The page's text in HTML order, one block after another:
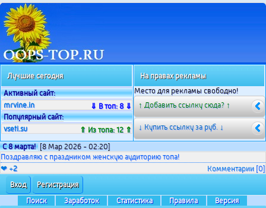
Лучшие сегодня
Активный сайт:
mrvine.in
⇓ В топ: 8 ⇓
Популярный сайт:
vseti.su
⇑ Из топа: 12 ⇑
На правах рекламы
Место для рекламы свободно!
↑ Добавить ссылку сюда? ↑
↓ Купить ссылку за руб. ↓
С 8 марта! [8 Мар 2026 - 02:20]
Поздравляю с праздником женскую аудиторию топа!
Комментарии [0]
❤ +2
Вход
Регистрация
Поиск
Заработок Статистика Правила
Версия